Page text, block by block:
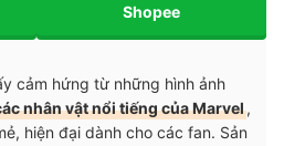
Shopee
cảm hứng từ những hình ảnh
nhân vật nổi tiếng của Marvel,
hiện đại dành cho các fan. Sản